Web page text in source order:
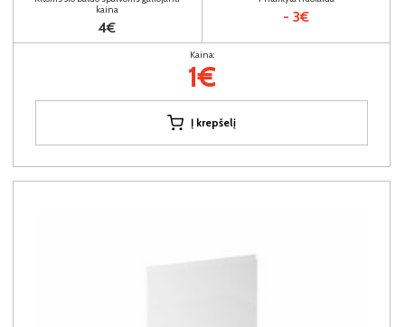
kaina
4€
- 3€
Kaina:
1€
Į krepšelį